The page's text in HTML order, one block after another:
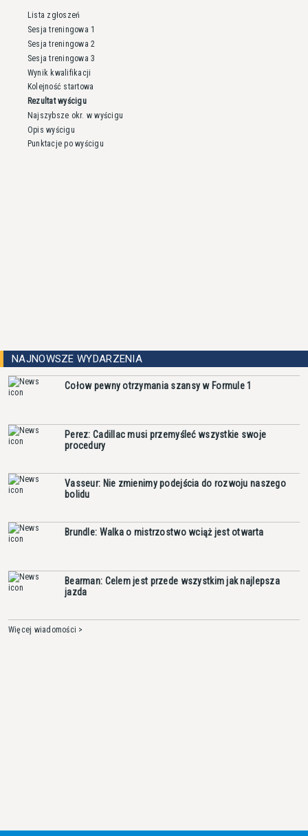
Lista zgłoszeń
Sesja treningowa 1
Sesja treningowa 2
Sesja treningowa 3
Wynik kwalifikacji
Kolejność startowa
Rezultat wyścigu
Najszybsze okr. w wyścigu
Opis wyścigu
Punktacje po wyścigu
NAJNOWSZE WYDARZENIA
Cołow pewny otrzymania szansy w Formule 1
Perez: Cadillac musi przemyśleć wszystkie swoje
procedury
Vasseur: Nie zmienimy podejścia do rozwoju naszego
bolidu
Brundle: Walka o mistrzostwo wciąż jest otwarta
Bearman: Celem jest przede wszystkim jak najlepsza
jazda
Więcej wiadomości >